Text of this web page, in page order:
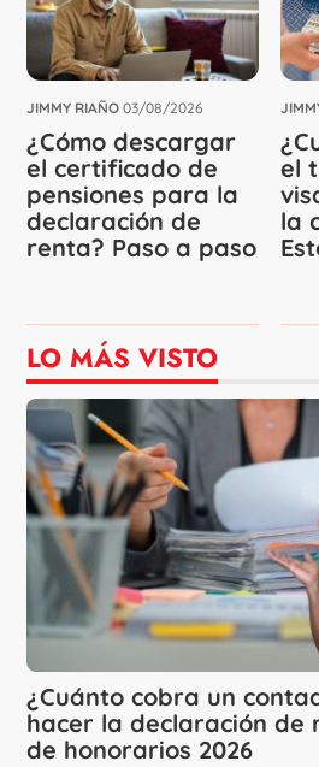
JIMMY RIAÑO 03/08/2026
¿Cómo descargar
el certificado de
pensiones para la
declaración de
renta? Paso a paso
el
la
LO MÁS VISTO
¿Cuánto cobra un
hacer la declaración de
de honorarios 2026